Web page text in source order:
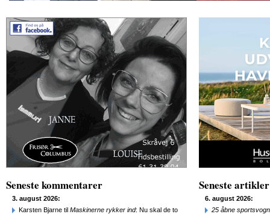
Seneste kommentarer
3. august 2026:
Karsten Bjarne til Maskinerne rykker ind: Nu skal de to
Seneste artikler
6. august 2026:
25 åbne